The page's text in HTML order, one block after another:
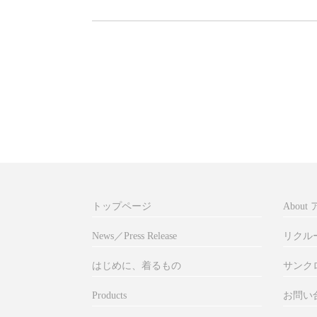
トップページ
News／Press Release
はじめに、着るもの
Products
About
リクル
サンク
お問い